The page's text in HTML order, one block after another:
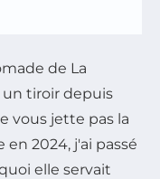
de La
un tiroir depuis
vous jette pas la
2024, j'ai passé
elle servait